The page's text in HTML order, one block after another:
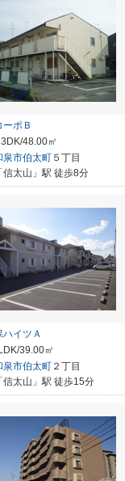
ーポＢ
48.00㎡
泉市伯太町 ５丁目
信太山」駅 徒歩8分
ハイツＡ
39.00㎡
泉市伯太町 ２丁目
信太山」駅 徒歩15分